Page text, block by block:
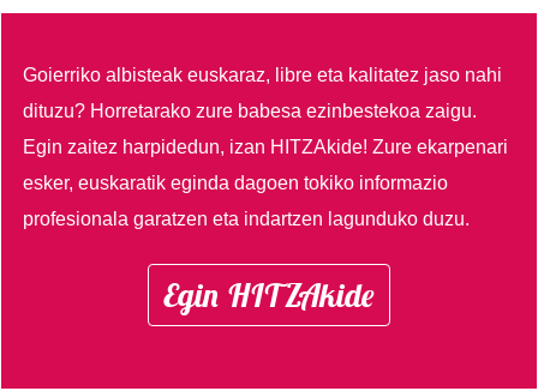
Goierriko albisteak euskaraz, libre eta kalitatez jaso nahi
dituzu? Horretarako zure babesa ezinbestekoa zaigu.
Egin zaitez harpidedun, izan HITZAkide!Zure ekarpenari
esker, euskaratik eginda dagoen tokiko informazio
profesionala garatzen eta indartzen lagunduko duzu.
Egin HITZAkide